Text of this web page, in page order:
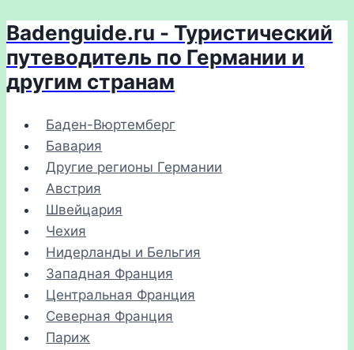
Перейти
к
содержимому
Badenguide.ru - Туристический
путеводитель по Германии и
другим странам
Баден-Вюртемберг
Бавария
Другие регионы Германии
Австрия
Швейцария
Чехия
Нидерланды и Бельгия
Западная Франция
Центральная Франция
Северная Франция
Париж